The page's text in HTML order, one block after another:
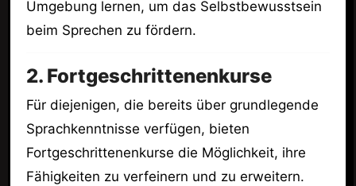
Umgebung lernen, um das Selbstbewusstsein
beim Sprechen zu fördern.
2. Fortgeschrittenenkurse
Für diejenigen, die bereits über grundlegende
Sprachkenntnisse verfügen, bieten
Fortgeschrittenenkurse die Möglichkeit, ihre
Fähigkeiten zu verfeinern und zu erweitern.